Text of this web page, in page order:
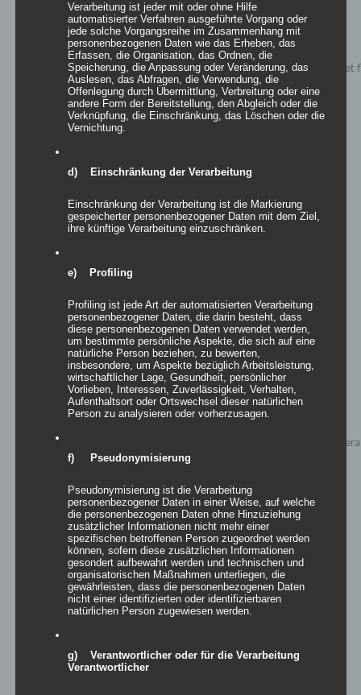
Easy Sculptures- easy disk
Bewertet
zur Wunschliste
Bierbankgarnitur Vintage Industry
Bewertet
5.00 von
Details
Verarbeitung ist jeder mit oder ohne Hilfe
automatisierter Verfahren ausgeführte Vorgang oder
jede solche Vorgangsreihe im Zusammenhang mit
personenbezogenen Daten wie das Erheben, das
Erfassen, die Organisation, das Ordnen, die
Speicherung, die Anpassung oder Veränderung, das
Auslesen, das Abfragen, die Verwendung, die
Offenlegung durch Übermittlung, Verbreitung oder eine
andere Form der Bereitstellung, den Abgleich oder die
Verknüpfung, die Einschränkung, das Löschen oder die
Vernichtung.
d) Einschränkung der Verarbeitung
Einschränkung der Verarbeitung ist die Markierung
gespeicherter personenbezogener Daten mit dem Ziel,
ihre künftige Verarbeitung einzuschränken.
e) Profiling
Profiling ist jede Art der automatisierten Verarbeitung
personenbezogener Daten, die darin besteht, dass
diese personenbezogenen Daten verwendet werden,
um bestimmte persönliche Aspekte, die sich auf eine
natürliche Person beziehen, zu bewerten,
insbesondere, um Aspekte bezüglich Arbeitsleistung,
wirtschaftlicher Lage, Gesundheit, persönlicher
Vorlieben, Interessen, Zuverlässigkeit, Verhalten,
Aufenthaltsort oder Ortswechsel dieser natürlichen
Person zu analysieren oder vorherzusagen.
f) Pseudonymisierung
Pseudonymisierung ist die Verarbeitung
personenbezogener Daten in einer Weise, auf welche
die personenbezogenen Daten ohne Hinzuziehung
zusätzlicher Informationen nicht mehr einer
spezifischen betroffenen Person zugeordnet werden
können, sofern diese zusätzlichen Informationen
gesondert aufbewahrt werden und technischen und
organisatorischen Maßnahmen unterliegen, die
gewährleisten, dass die personenbezogenen Daten
nicht einer identifizierten oder identifizierbaren
natürlichen Person zugewiesen werden.
g) Verantwortlicher oder für die Verarbeitung
Verantwortlicher